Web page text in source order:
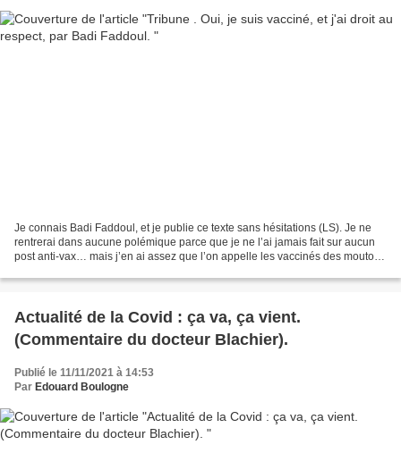
Je connais Badi Faddoul, et je publie ce texte sans hésitations (LS). Je ne
rentrerai dans aucune polémique parce que je ne l’ai jamais fait sur aucun
post anti-vax… mais j’en ai assez que l’on appelle les vaccinés des moutons
Actualité de la Covid : ça va, ça vient.
(Commentaire du docteur Blachier).
Publié le 11/11/2021 à 14:53
Par Edouard Boulogne